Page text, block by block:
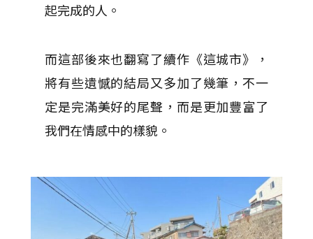
起完成的人。
而這部後來也翻寫了續作《這城市》，
將有些遺憾的結局又多加了幾筆，不一
定是完滿美好的尾聲，而是更加豐富了
我們在情感中的樣貌。